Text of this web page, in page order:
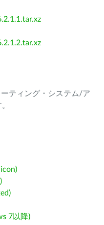
ティング・システム/ア
7以降)